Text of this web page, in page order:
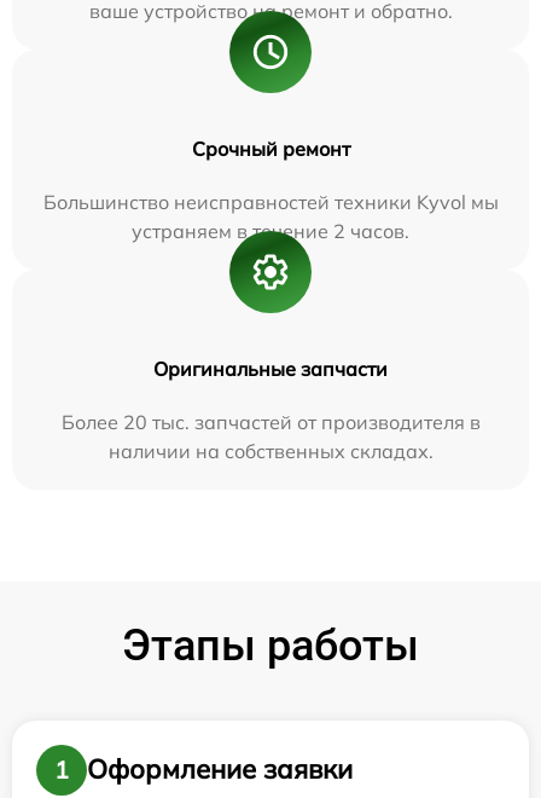
ваше устройство на ремонт и обратно.
Срочный ремонт
Большинство неисправностей техники Kyvol мы
устраняем в течение 2 часов.
Оригинальные запчасти
Более 20 тыс. запчастей от производителя в
наличии на собственных складах.
Этапы работы
1
Оформление заявки